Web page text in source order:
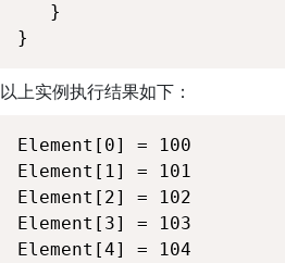
   }
}
以上实例执行结果如下：
Element[0] = 100
Element[1] = 101
Element[2] = 102
Element[3] = 103
Element[4] = 104